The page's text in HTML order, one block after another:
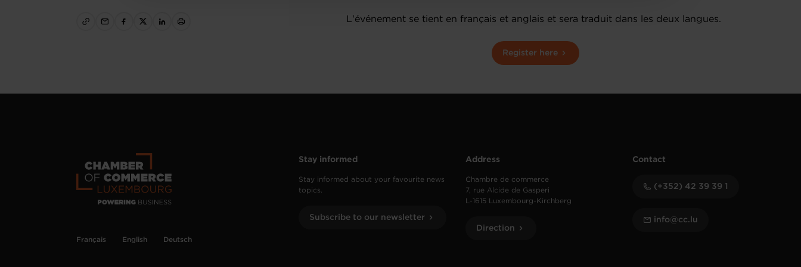
L'événement se tient en français et anglais et sera traduit dans les deux langues.
Register here
Français English Deutsch
Stay informed
Stay informed about your favourite news
topics.
Subscribe to our newsletter
Address
Chambre de commerce
7, rue Alcide de Gasperi
L-1615 Luxembourg-Kirchberg
Direction
Contact
(+352) 42 39 39 1
info@cc.lu